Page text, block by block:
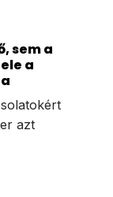
sem a
a
azt